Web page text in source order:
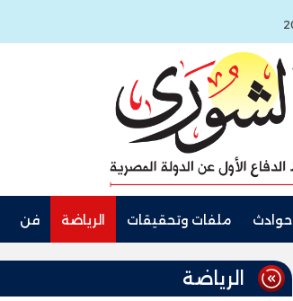
حوادث ملفات وتحقيقات الرياضة فن
الرياضة